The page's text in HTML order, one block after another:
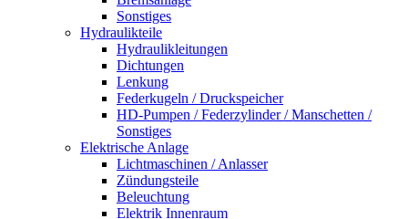
Sonstiges
Hydraulikteile
Hydraulikleitungen
Dichtungen
Lenkung
Federkugeln / Druckspeicher
HD-Pumpen / Federzylinder / Manschetten /
Sonstiges
Elektrische Anlage
Lichtmaschinen / Anlasser
Zündungsteile
Beleuchtung
Elektrik Innenraum